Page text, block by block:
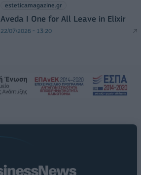
esteticamagazine.gr
Aveda I One for All Leave in Elixir
22/07/2026 - 13:20